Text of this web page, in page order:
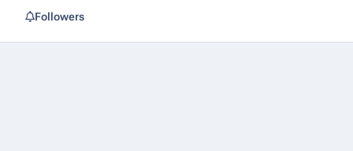
Followers